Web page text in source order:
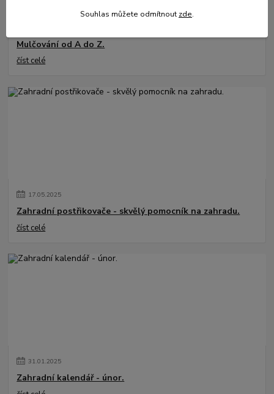
Mulčování od A do Z.
číst celé
17.05.2025
Zahradní postřikovače - skvělý pomocník na zahradu.
číst celé
31.01.2025
Zahradní kalendář - únor.
Souhlas můžete odmítnout zde.